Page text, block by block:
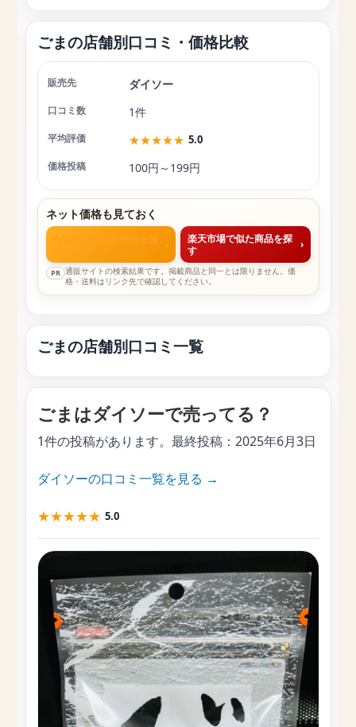
ごまの店舗別口コミ・価格比較
店舗 口コミ数 平均評価
ダイソー
1件
★★★★★ 5.0
100円～199円
ネット価格も見ておく
›
楽天市場で似た商品を探
す
›
PR 通販サイトの検索結果です。掲載商品と同一とは限りません。価
格・送料はリンク先で確認してください。
ごまの店舗別口コミ一覧
ごまはダイソーで売ってる？
1件の投稿があります。最終投稿： 2025年6月3日
ダイソーの口コミ一覧を見る →
★★★★★ 5.0